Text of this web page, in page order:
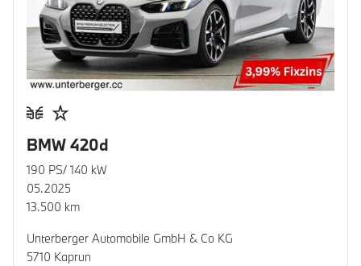
BMW 420d
190 PS/ 140 kW
05.2025
13.500 km
Unterberger Automobile GmbH & Co KG
5710 Kaprun